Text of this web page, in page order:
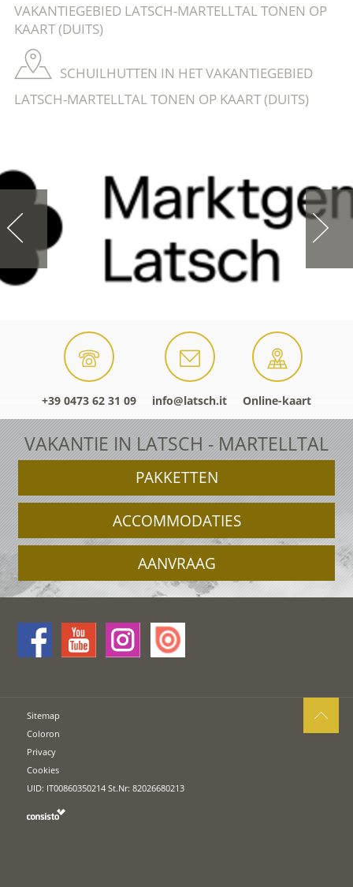
VAKANTIEGEBIED LATSCH-MARTELLTAL TONEN OP
KAART (DUITS)
SCHUILHUTTEN IN HET VAKANTIEGEBIED
LATSCH-MARTELLTAL TONEN OP KAART (DUITS)
+39 0473 62 31 09 info@latsch.it Online-kaart
VAKANTIE IN LATSCH - MARTELLTAL
PAKKETTEN
ACCOMMODATIES
AANVRAAG
Sitemap
Coloron
Privacy
Cookies
UID: IT00860350214 St.Nr: 82026680213